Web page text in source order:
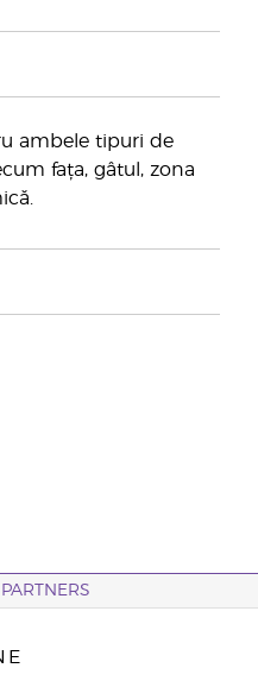
ambele tipuri de
fața, gâtul, zona